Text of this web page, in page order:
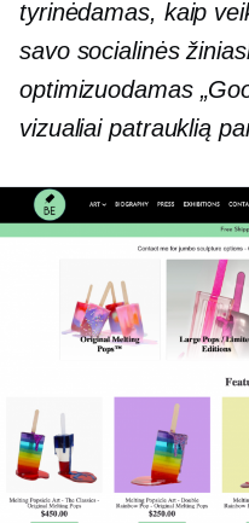
tyrinėdamas, kaip
savo socialinės
optimizuodamas
vizualiai patrauklią